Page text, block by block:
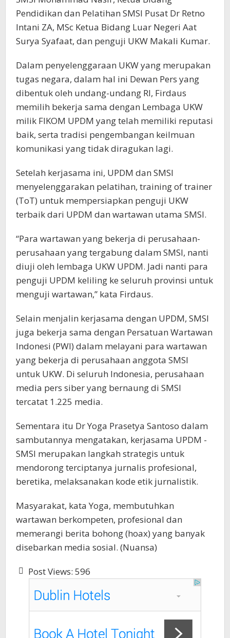
Pendidikan dan Pelatihan SMSI Pusat Dr Retno
Intani ZA, MSc Ketua Bidang Luar Negeri Aat
Surya Syafaat, dan penguji UKW Makali Kumar.
Dalam penyelenggaraan UKW yang merupakan
tugas negara, dalam hal ini Dewan Pers yang
dibentuk oleh undang-undang RI, Firdaus
memilih bekerja sama dengan Lembaga UKW
milik FIKOM UPDM yang telah memiliki reputasi
baik, serta tradisi pengembangan keilmuan
komunikasi yang tidak diragukan lagi.
Setelah kerjasama ini, UPDM dan SMSI
menyelenggarakan pelatihan, training of trainer
(ToT) untuk mempersiapkan penguji UKW
terbaik dari UPDM dan wartawan utama SMSI.
“Para wartawan yang bekerja di perusahaan-
perusahaan yang tergabung dalam SMSI, nanti
diuji oleh lembaga UKW UPDM. Jadi nanti para
penguji UPDM keliling ke seluruh provinsi untuk
menguji wartawan,” kata Firdaus.
Selain menjalin kerjasama dengan UPDM, SMSI
juga bekerja sama dengan Persatuan Wartawan
Indonesi (PWI) dalam melayani para wartawan
yang bekerja di perusahaan anggota SMSI
untuk UKW. Di seluruh Indonesia, perusahaan
media pers siber yang bernaung di SMSI
tercatat 1.225 media.
Sementara itu Dr Yoga Prasetya Santoso dalam
sambutannya mengatakan, kerjasama UPDM -
SMSI merupakan langkah strategis untuk
mendorong terciptanya jurnalis profesional,
beretika, melaksanakan kode etik jurnalistik.
Masyarakat, kata Yoga, membutuhkan
wartawan berkompeten, profesional dan
memerangi berita bohong (hoax) yang banyak
disebarkan media sosial. (Nuansa)
Post Views: 596